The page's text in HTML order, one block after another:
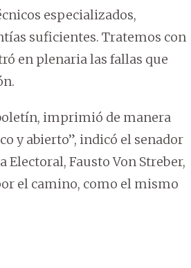
especializados,
suficientes. Tratemos con
en plenaria las fallas que
imprimió de manera
y abierto”, indicó el senador
Fausto Von Streber,
el camino, como el mismo